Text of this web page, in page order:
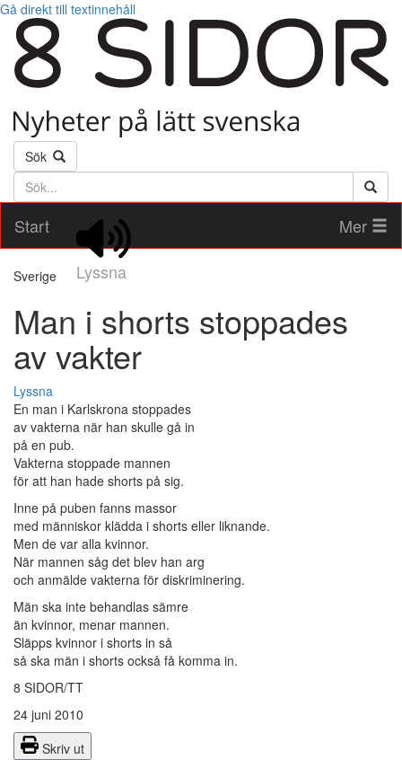
Gå direkt till textinnehåll
Sök
Söktext
Start
Lyssna
Mer
Sverige
Man i shorts stoppades
av vakter
Lyssna
En man i Karlskrona stoppades
av vakterna när han skulle gå in
på en pub.
Vakterna stoppade mannen
för att han hade shorts på sig.
Inne på puben fanns massor
med människor klädda i shorts eller liknande.
Men de var alla kvinnor.
När mannen såg det blev han arg
och anmälde vakterna för diskriminering.
Män ska inte behandlas sämre
än kvinnor, menar mannen.
Släpps kvinnor i shorts in så
så ska män i shorts också få komma in.
8 SIDOR/TT
24 juni 2010
Skriv ut